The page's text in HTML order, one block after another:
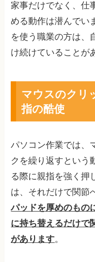
家事だけでなく、仕
める動作は潜んでい
を使う職業の方は、
け続けていることが
マウスのクリ
指の酷使
パソコン作業では、
クを繰り返すという
る際に親指を強く押
は、それだけで関節
パッドを厚めのもの
に持ち替えるだけで
があります。